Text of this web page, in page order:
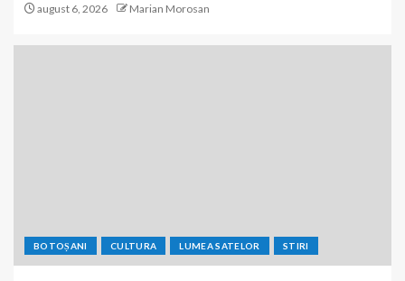
august 6, 2026 Marian Morosan
BOTOȘANI CULTURA LUMEA SATELOR STIRI